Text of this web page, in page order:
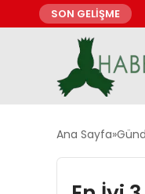
SON GELİŞME
Ana Sayfa